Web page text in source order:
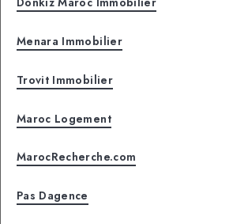
Menara Immobilier
Trovit Immobilier
Maroc Logement
MarocRecherche.com
Pas Dagence